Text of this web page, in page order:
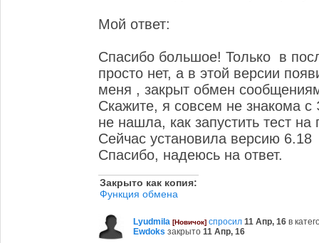
Мой ответ:
Спасибо большое! Только в
просто нет, а в этой версии
меня , закрыт обмен
Скажите, я совсем не знакома с
не нашла, как запустить тест на
Сейчас установила версию 6.18
Спасибо, надеюсь на ответ.
закрыто как копия:
Функция обмена
Lyudmila [Новичок] спросил 11 Апр, 16 в
Ewdoks закрыто 11 Апр, 16